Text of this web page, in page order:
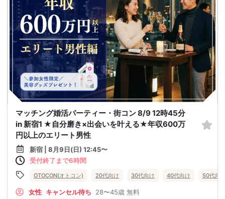
マッチング婚活パーティー・街コン 8/9 12時45分
in 新宿1 ★自分磨き×出会いを叶える★年収600万
円以上のエリート男性
新宿 | 8月9日(日) 12:45〜
受付終了まで6時間
OTOCON(オトコン) 20代向け 30代向け 40代向け 50代向
女性 キャンセル待ち 28〜45歳 無料